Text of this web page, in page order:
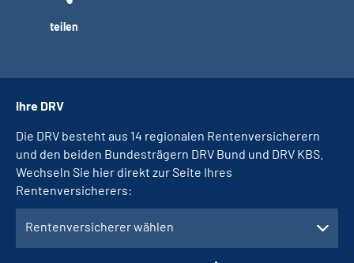
teilen
Ihre DRV
Die DRV besteht aus 14 regionalen Rentenversicherern
und den beiden Bundesträgern DRV Bund und DRV KBS.
Wechseln Sie hier direkt zur Seite Ihres
Rentenversicherers:
Rentenversicherer wählen